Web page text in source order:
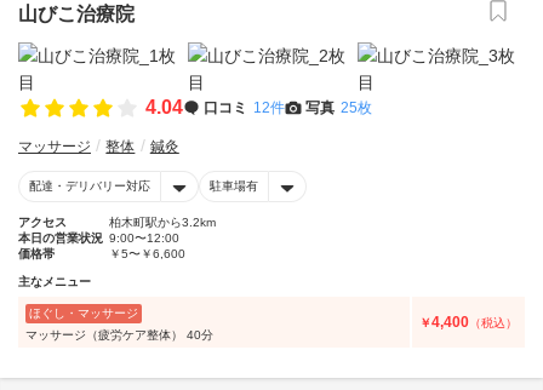
山びこ治療院
4.04 口コミ 12件 写真 25枚
マッサージ 整体 鍼灸
配達・デリバリー対応 駐車場有
アクセス
柏木町駅から3.2km
本日の営業状況 9:00〜12:00
価格帯
￥5〜￥6,600
主なメニュー
ほぐし・マッサージ
マッサージ（疲労ケア整体） 40分
￥4,400 （税込）